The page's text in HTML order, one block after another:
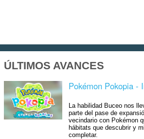
ÚLTIMOS AVANCES
Pokémon Pokopia -
La habilidad Buceo nos
parte del pase de
vecindario con Pokémon
hábitats que descubrir y
completar.